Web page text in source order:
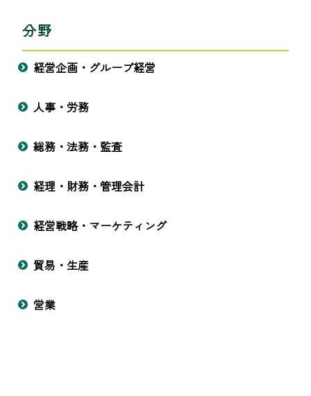
分野
経営企画・グループ経営
人事・労務
総務・法務・監査
経理・財務・管理会計
経営戦略・マーケティング
貿易・生産
営業